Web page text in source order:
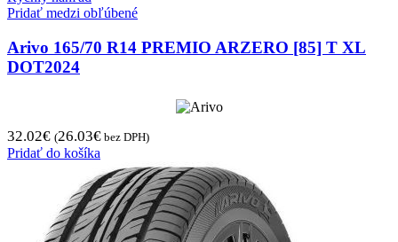
Pridať medzi obľúbené
Arivo 165/70 R14 PREMIO ARZERO [85] T XL
DOT2024
32.02€ (26.03€ bez DPH)
Pridať do košíka